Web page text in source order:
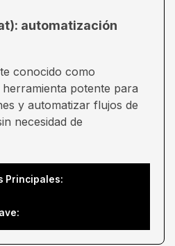
automatización
conocido como
potente para
y automatizar flujos de
necesidad de
Principales: